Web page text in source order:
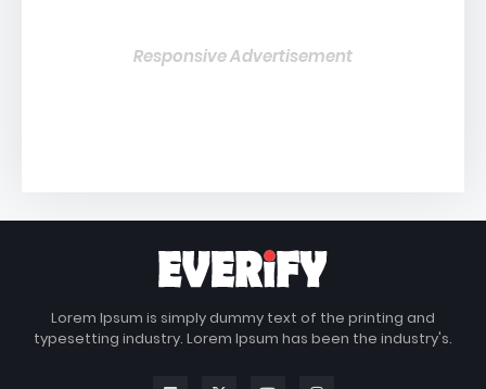
Responsive Advertisement
Lorem Ipsum is simply dummy text of the printing and
typesetting industry. Lorem Ipsum has been the industry's.